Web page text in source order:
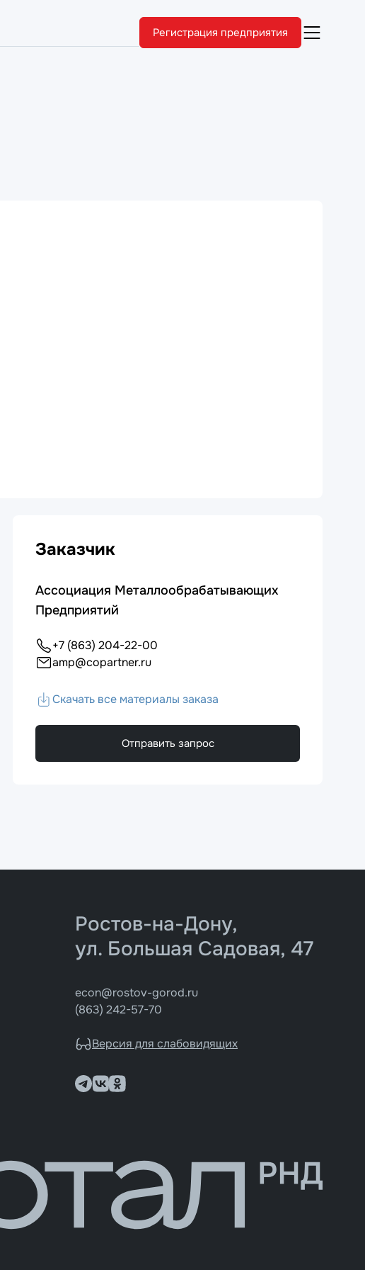
Регистрация предприятия
Заказчик
Ассоциация Металлообрабатывающих
Предприятий
+7 (863) 204-22-00
amp@copartner.ru
Скачать все материалы заказа
Отправить запрос
Ростов-на-Дону,
ул. Большая Садовая, 47
econ@rostov-gorod.ru
(863) 242-57-70
Версия для слабовидящих